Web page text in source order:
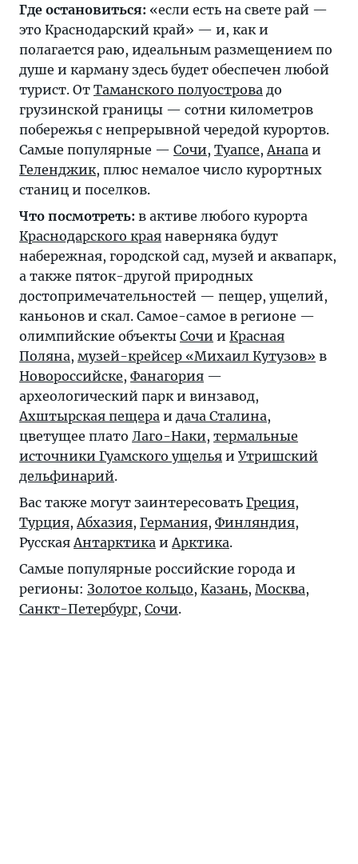
Где остановиться: «если есть на свете рай —
это Краснодарский край» — и, как и
полагается раю, идеальным размещением по
душе и карману здесь будет обеспечен любой
турист. От Таманского полуострова до
грузинской границы — сотни километров
побережья с непрерывной чередой курортов.
Самые популярные — Сочи, Туапсе, Анапа и
Геленджик, плюс немалое число курортных
станиц и поселков.
Что посмотреть: в активе любого курорта
Краснодарского края наверняка будут
набережная, городской сад, музей и аквапарк,
а также пяток-другой природных
достопримечательностей — пещер, ущелий,
каньонов и скал. Самое-самое в регионе —
олимпийские объекты Сочи и Красная
Поляна, музей-крейсер «Михаил Кутузов» в
Новороссийске, Фанагория —
археологический парк и винзавод,
Ахштырская пещера и дача Сталина,
цветущее плато Лаго-Наки, термальные
источники Гуамского ущелья и Утришский
дельфинарий.
Вас также могут заинтересовать Греция,
Турция, Абхазия, Германия, Финляндия,
Русская Антарктика и Арктика.
Самые популярные российские города и
регионы: Золотое кольцо, Казань, Москва,
Санкт-Петербург, Сочи.